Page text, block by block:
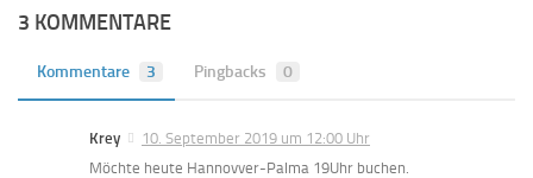
3 KOMMENTARE
Kommentare 3 Pingbacks 0
Krey
10. September 2019 um 12:00 Uhr
Möchte heute Hannovver-Palma 19Uhr buchen.